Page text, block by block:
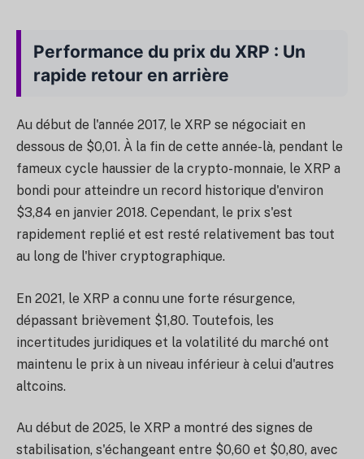
Performance du prix du XRP : Un
rapide retour en arrière
Au début de l'année 2017, le XRP se négociait en
dessous de $0,01. À la fin de cette année-là, pendant le
fameux cycle haussier de la crypto-monnaie, le XRP a
bondi pour atteindre un record historique d'environ
$3,84 en janvier 2018. Cependant, le prix s'est
rapidement replié et est resté relativement bas tout
au long de l'hiver cryptographique.
En 2021, le XRP a connu une forte résurgence,
dépassant brièvement $1,80. Toutefois, les
incertitudes juridiques et la volatilité du marché ont
maintenu le prix à un niveau inférieur à celui d'autres
altcoins.
Au début de 2025, le XRP a montré des signes de
stabilisation, s'échangeant entre $0,60 et $0,80, avec